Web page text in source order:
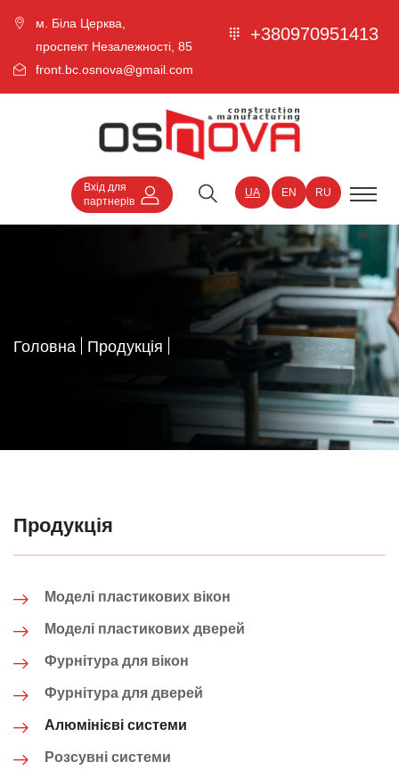
м. Біла Церква,
проспект Незалежності, 85
front.bc.osnova@gmail.com
+380970951413
Вхід для
партнерів
UA EN RU
Головна Продукція
Продукція
Моделі пластикових вікон
Моделі пластикових дверей
Фурнітура для вікон
Фурнітура для дверей
Алюмінієві системи
Розсувні системи